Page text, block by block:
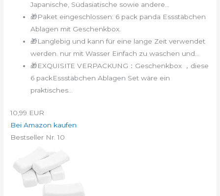
Japanische, Südasiatische sowie andere...
🎁Paket eingeschlossen: 6 pack panda Essstäbchen
Ablagen mit Geschenkbox.
🎁Langlebig und kann für eine lange Zeit verwendet
werden. nur mit Wasser Einfach zu waschen und...
🎁EXQUISITE VERPACKUNG：Geschenkbox ，diese
6 packEssstäbchen Ablagen Set wäre ein
praktisches...
10,99 EUR
Bei Amazon kaufen
Bestseller Nr. 10